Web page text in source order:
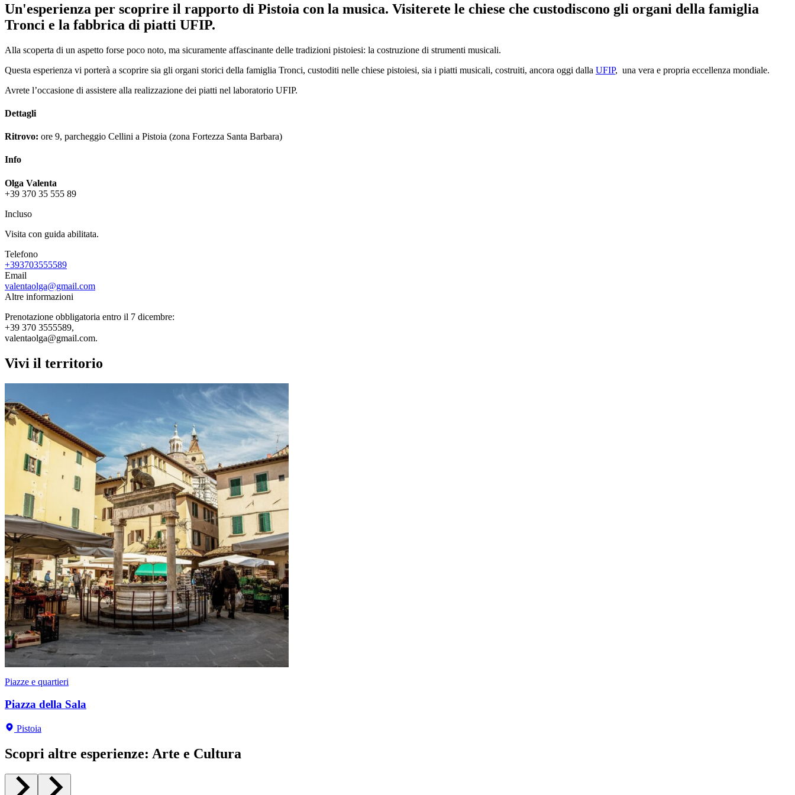
Un'esperienza per scoprire il rapporto di Pistoia con la musica. Visiterete le chiese che custodiscono gli organi della famiglia
Tronci e la fabbrica di piatti UFIP.
Alla scoperta di un aspetto forse poco noto, ma sicuramente affascinante delle tradizioni pistoiesi: la costruzione di strumenti musicali.
Questa esperienza vi porterà a scoprire sia gli organi storici della famiglia Tronci, custoditi nelle chiese pistoiesi, sia i piatti musicali, costruiti, ancora oggi dalla UFIP, una vera e propria eccellenza mondiale.
Avrete l’occasione di assistere alla realizzazione dei piatti nel laboratorio UFIP.
Dettagli
Ritrovo: ore 9, parcheggio Cellini a Pistoia (zona Fortezza Santa Barbara)
Info
Olga Valenta
+39 370 35 555 89
Incluso
Visita con guida abilitata.
Telefono
+393703555589
Email
valentaolga@gmail.com
Altre informazioni
Prenotazione obbligatoria entro il 7 dicembre:
+39 370 3555589,
valentaolga@gmail.com.
Vivi il territorio
Chiese
Chiesa di San Francesco
Pistoia
Piazze e quartieri
Piazza della Sala
Pistoia
Piazze e quartieri
Piazza del Duomo
Pistoia
Chiese
Ex chiesa del Tau
Pistoia
Musei
San Salvatore
Pistoia
Chiese
Chiesa di San Leone
Pistoia
Scopri altre esperienze: Arte e Cultura